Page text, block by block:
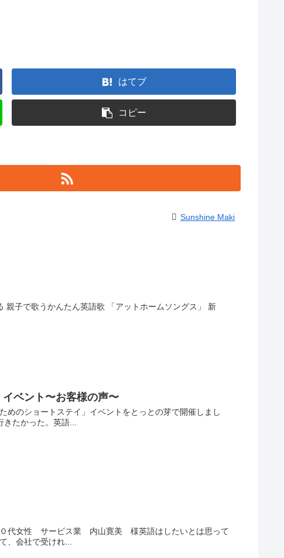
はてブ
コピー
Sunshine Maki
親子で歌うかんたん英語歌 「アットホームソングス」 新
ベント〜お客様の声〜
めのショートステイ」イベントをとっとの芽で開催しまし
たかった。英語...
０代女性 サービス業 内山寛美 様英語はしたいとは思って
、会社で受けれ...